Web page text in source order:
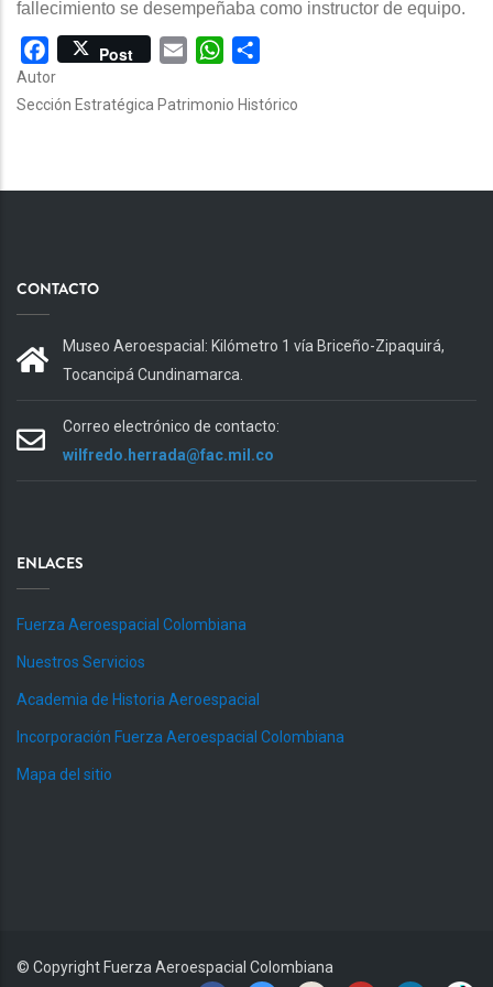
fallecimiento se desempeñaba como instructor de equipo.
Facebook
Post Email WhatsApp
Autor
Sección Estratégica Patrimonio Histórico
CONTACTO
Museo Aeroespacial: Kilómetro 1 vía Briceño-Zipaquirá,
Tocancipá Cundinamarca.
Correo electrónico de contacto:
wilfredo.herrada@fac.mil.co
ENLACES
Fuerza Aeroespacial Colombiana
Nuestros Servicios
Academia de Historia Aeroespacial
Incorporación Fuerza Aeroespacial Colombiana
Mapa del sitio
© Copyright Fuerza Aeroespacial Colombiana